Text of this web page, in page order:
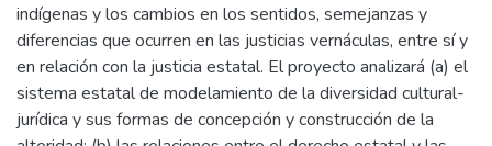
indígenas y los cambios en los sentidos, semejanzas y
diferencias que ocurren en las justicias vernáculas, entre sí y
en relación con la justicia estatal. El proyecto analizará (a) el
sistema estatal de modelamiento de la diversidad cultural-
jurídica y sus formas de concepción y construcción de la